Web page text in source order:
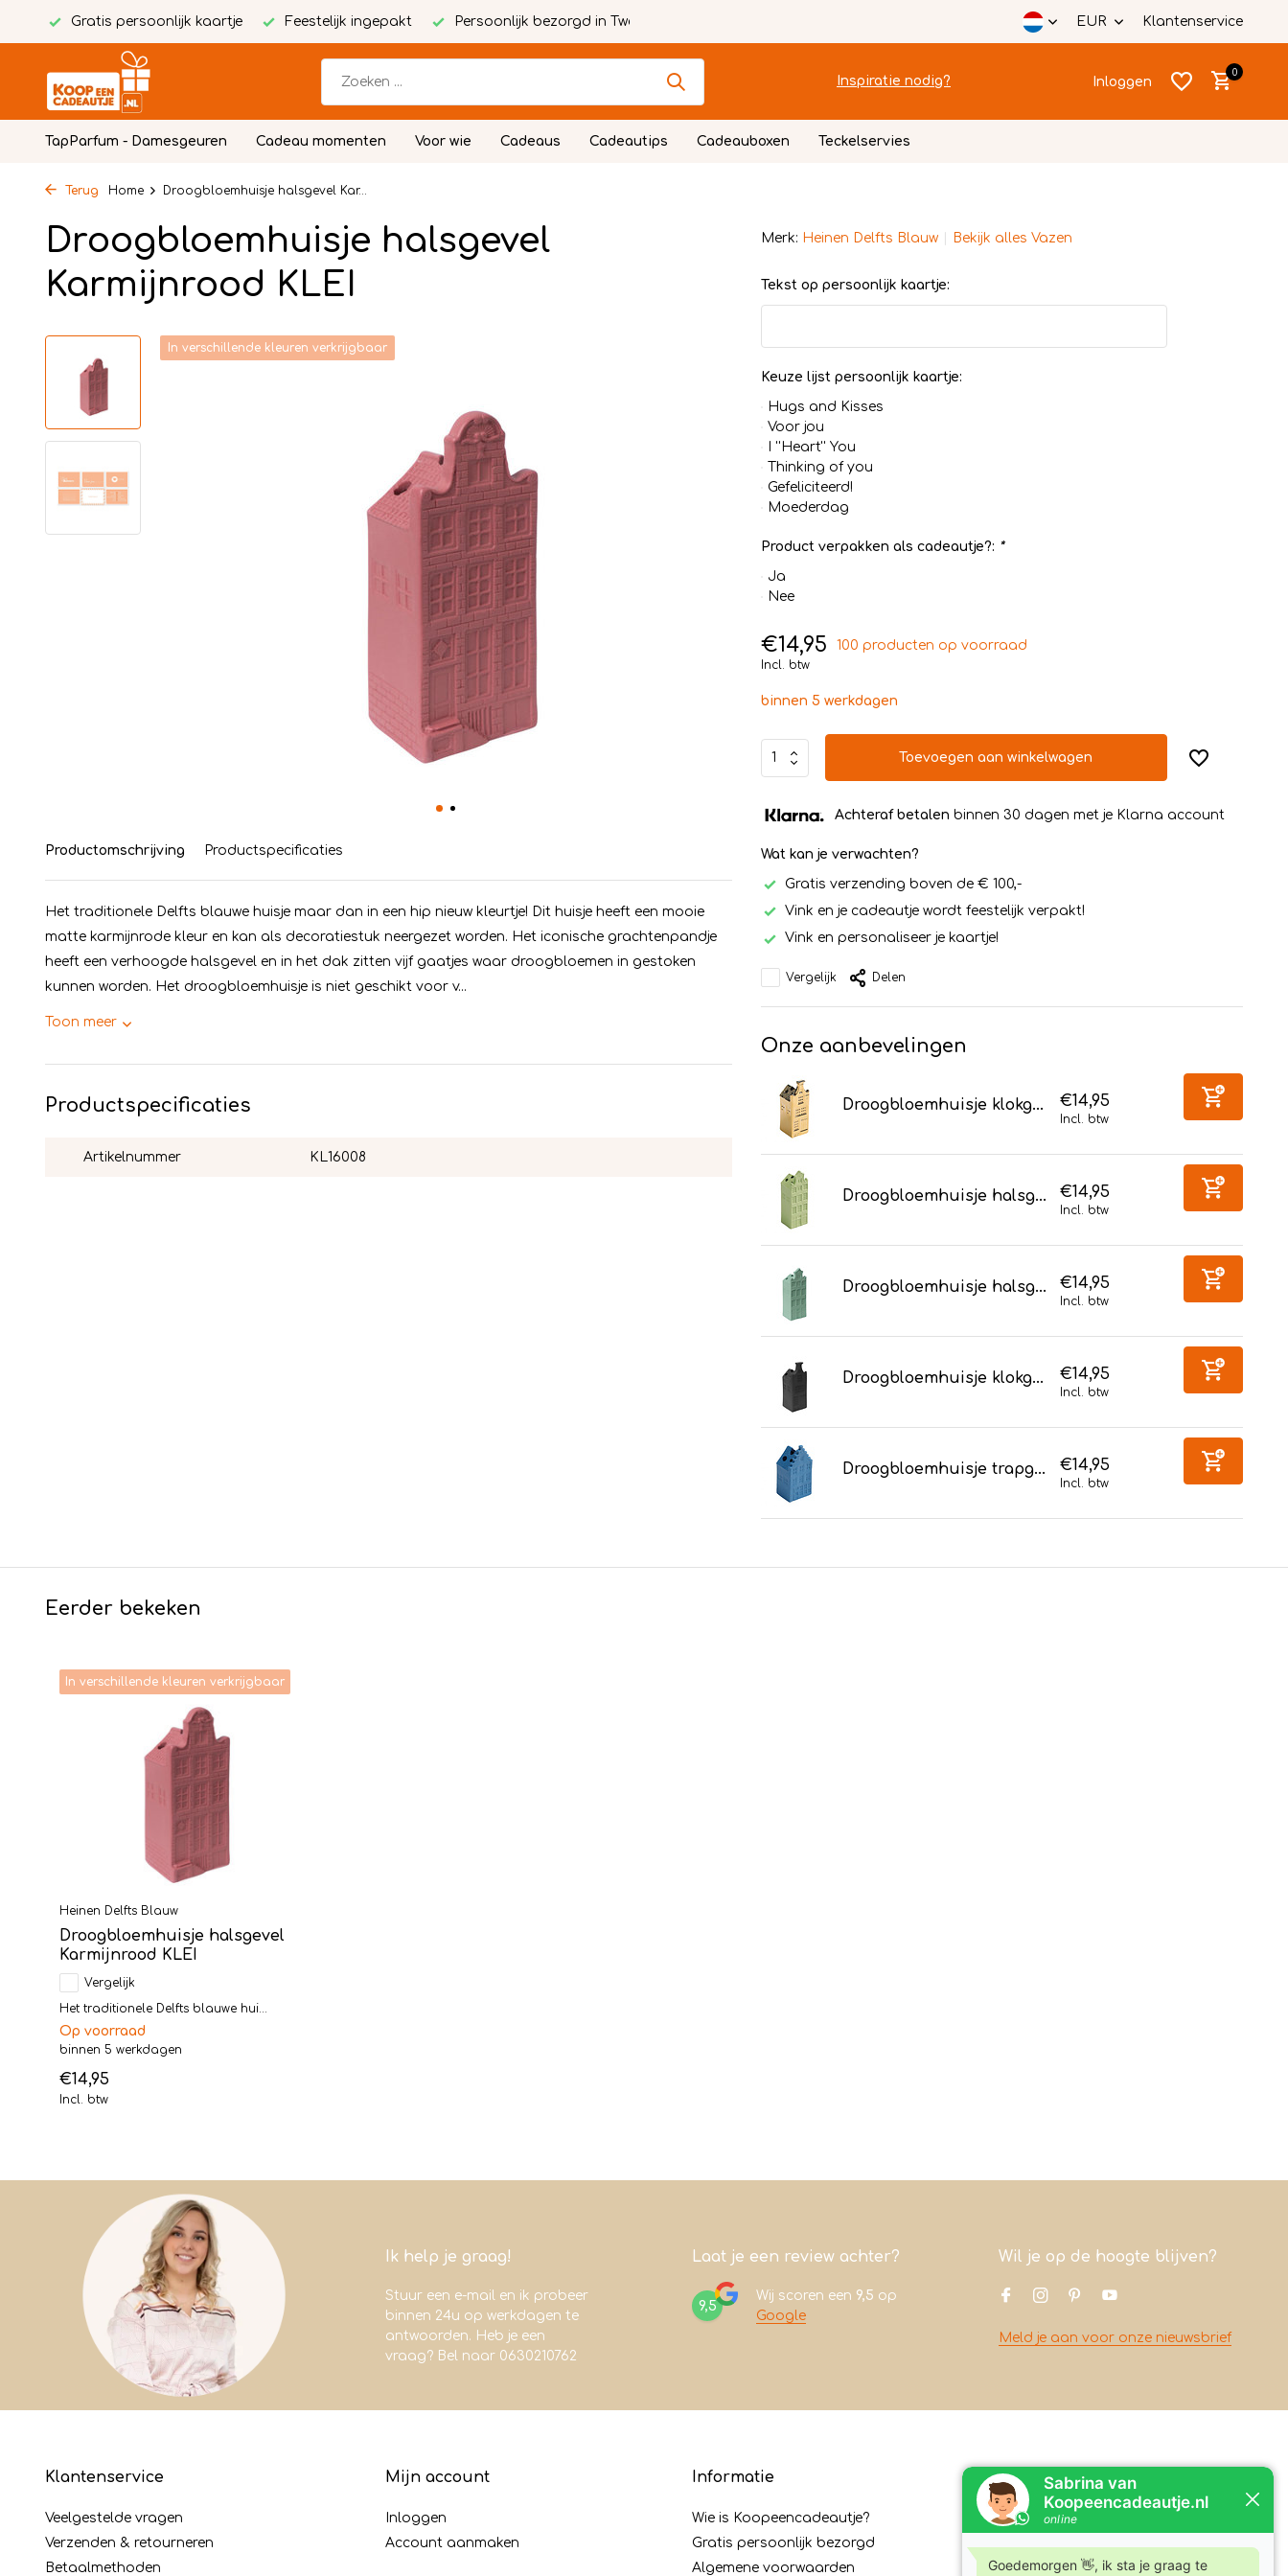
Gratis persoonlijk kaartje Feestelijk ingepakt Persoonlijk bezorgd in Twente EUR Klantenservice
Inspiratie nodig? Inloggen
0
TapParfum - Damesgeuren Cadeau momenten Voor wie Cadeaus Cadeautips Cadeauboxen Teckelservies
Terug Home Droogbloemhuisje halsgevel Kar...
Droogbloemhuisje halsgevel
Karmijnrood KLEI
In verschillende kleuren verkrijgbaar
Productomschrijving Productspecificaties
Het traditionele Delfts blauwe huisje maar dan in een hip nieuw kleurtje! Dit huisje heeft een mooie
matte karmijnrode kleur en kan als decoratiestuk neergezet worden. Het iconische grachtenpandje
heeft een verhoogde halsgevel en in het dak zitten vijf gaatjes waar droogbloemen in gestoken
kunnen worden. Het droogbloemhuisje is niet geschikt voor v...
Toon meer
Productspecificaties
Artikelnummer KL16008
Merk: Heinen Delfts Blauw Bekijk alles Vazen
Tekst op persoonlijk kaartje:
Keuze lijst persoonlijk kaartje:
Hugs and Kisses
Voor jou
I ''Heart'' You
Thinking of you
Gefeliciteerd!
Moederdag
Product verpakken als cadeautje?: *
Ja
Nee
€14,95 100 producten op voorraad
Incl. btw
binnen 5 werkdagen
Toevoegen aan winkelwagen
Achteraf betalen binnen 30 dagen met je Klarna account
Wat kan je verwachten?
Gratis verzending boven de € 100,-
Vink en je cadeautje wordt feestelijk verpakt!
Vink en personaliseer je kaartje!
Vergelijk Delen
Onze aanbevelingen
Droogbloemhuisje klokg... €14,95
Incl. btw
Droogbloemhuisje halsg... €14,95
Incl. btw
Droogbloemhuisje halsg... €14,95
Incl. btw
Droogbloemhuisje klokg... €14,95
Incl. btw
Droogbloemhuisje trapg... €14,95
Incl. btw
Eerder bekeken
In verschillende kleuren verkrijgbaar
Heinen Delfts Blauw
Droogbloemhuisje halsgevel
Karmijnrood KLEI
Vergelijk
Het traditionele Delfts blauwe hui...
Op voorraad
binnen 5 werkdagen
€14,95
Incl. btw
Ik help je graag!
Stuur een e-mail en ik probeer
binnen 24u op werkdagen te
antwoorden. Heb je een
vraag? Bel naar 0630210762
Laat je een review achter?
9,5
Wij scoren een 9,5 op
Google
Wil je op de hoogte blijven?
Meld je aan voor onze nieuwsbrief
Klantenservice
Veelgestelde vragen
Verzenden & retourneren
Betaalmethoden
Mijn account
Inloggen
Account aanmaken
Informatie
Wie is Koopeencadeautje?
Gratis persoonlijk bezorgd
Algemene voorwaarden
Contact
Koopeencadeautje.nl
7731DC Ommen